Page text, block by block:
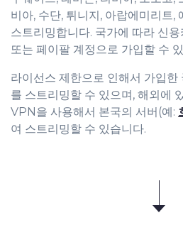
비아, 수단, 튀니지, 아랍에미리트,
스트리밍합니다. 국가에 따라 신
또는 페이팔 계정으로 가입할 수
라이선스 제한으로 인해서 가입
를 스트리밍할 수 있으며, 해외에
VPN을 사용해서 본국의 서버(예:
여 스트리밍할 수 있습니다.